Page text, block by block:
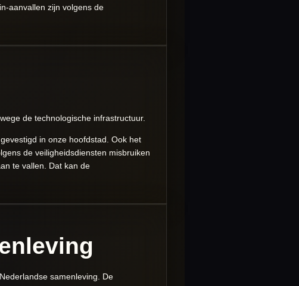
aanvallen zijn volgens de
de technologische infrastructuur.
in onze hoofdstad. Ook het
de veiligheidsdiensten misbruiken
te vallen. Dat kan de
samenleving. De